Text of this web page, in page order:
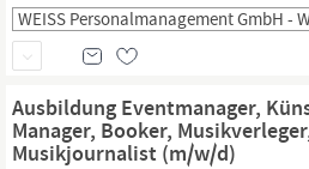
WEISS Personalmanagement GmbH -
Ausbildung Eventmanager,
Manager, Booker,
Musikjournalist (m/w/d)